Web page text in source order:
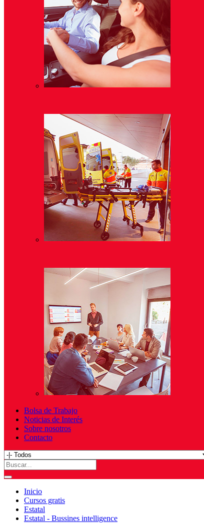
Bolsa de Trabajo
Noticias de Interés
Sobre nosotros
Contacto
Inicio
Cursos gratis
Estatal
Estatal - Bussines intelligence